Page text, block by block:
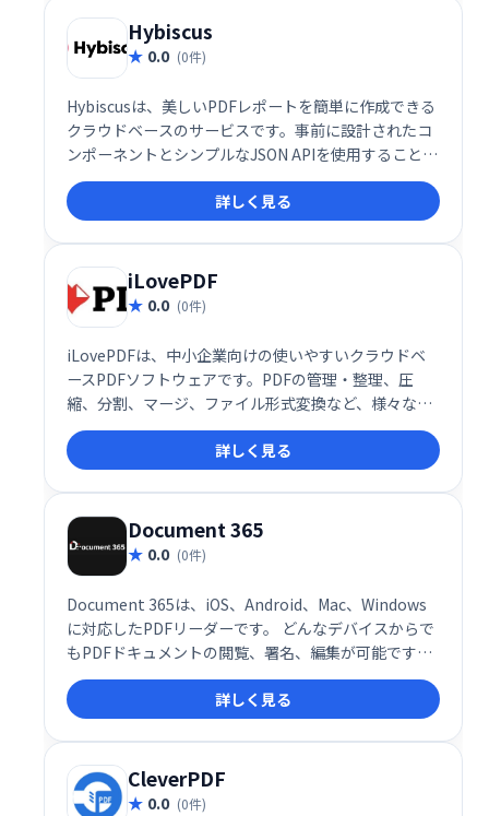
Hybiscus
0.0 (0件)
Hybiscusは、美しいPDFレポートを簡単に作成できる
クラウドベースのサービスです。事前に設計されたコ
ンポーネントとシンプルなJSON APIを使用すること
で、デザインスキルがなくても、数分でプロフェッシ
ョナルなレポートを作成できます。コンテンツを追加
するだけで、洗練されたPDFレポートが完成します。
複雑な設計作業は不要で、効率的なレポート作成を実
現します。
詳しく見る
iLovePDF
0.0 (0件)
iLovePDFは、中小企業向けの使いやすいクラウドベ
ースPDFソフトウェアです。PDFの管理・整理、圧
縮、分割、マージ、ファイル形式変換など、様々な機
能を提供します。OfficeファイルからのPDF変換も簡
単に行えます。ダウンロードリンク管理や透かし追加
機能も搭載し、PDF業務を効率化します。
詳しく見る
Document 365
0.0 (0件)
Document 365は、iOS、Android、Mac、Windows
に対応したPDFリーダーです。 どんなデバイスからで
もPDFドキュメントの閲覧、署名、編集が可能です。
いつでもどこでも快適にPDFを操作したい方におすす
めです。
詳しく見る
CleverPDF
0.0 (0件)